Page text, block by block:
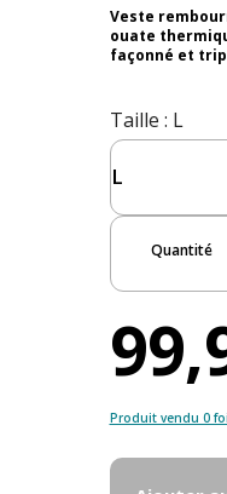
Veste
ouate
façonné et
Taille : L
Quantité
Produit vendu 0